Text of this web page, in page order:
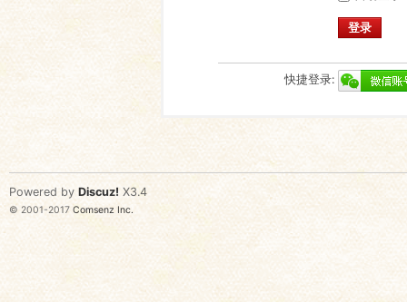
登录
快捷登录:
Powered by Discuz! X3.4
© 2001-2017 Comsenz Inc.